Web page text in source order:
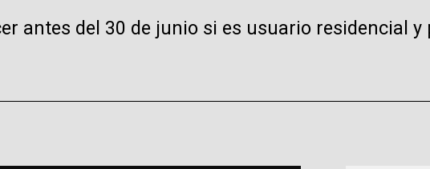
antes del 30 de junio si es usuario residencial